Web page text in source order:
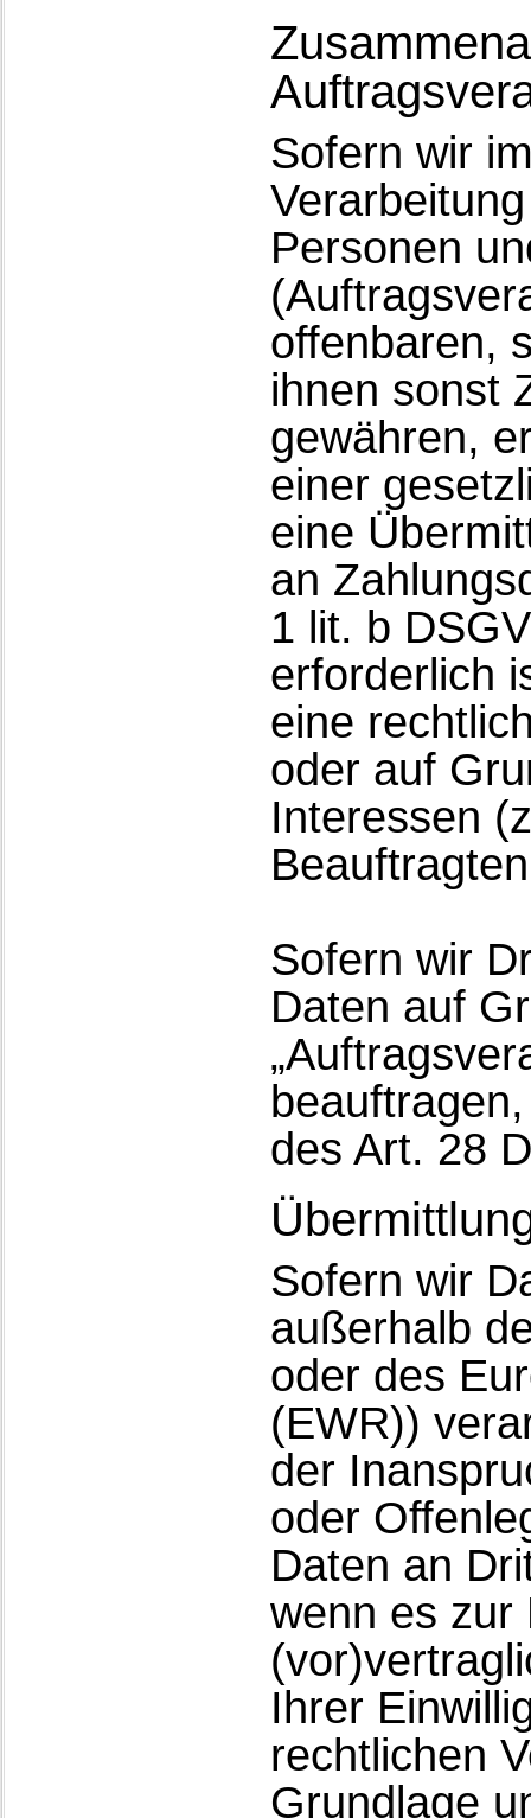
Sofern wir
Personen
offenbaren,
ihnen sonst
gewähren,
einer
eine
an
1 lit. b
erforderlich
eine
oder auf
Interessen
Sofern wir
Daten auf
des Art. 28
Sofern wir
außerhalb
oder des
(EWR))
der
oder
Daten an
wenn es zur
Ihrer
rechtlichen
Grundlage